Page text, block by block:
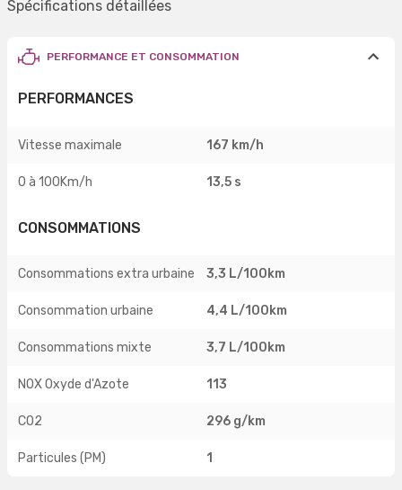
Spécifications détaillées
PERFORMANCE ET CONSOMMATION
PERFORMANCES
Vitesse maximale 167 km/h
0 à 100Km/h 13,5 s
CONSOMMATIONS
Consommations extra urbaine 3,3 L/100km
Consommation urbaine 4,4 L/100km
Consommations mixte 3,7 L/100km
NOX Oxyde d'Azote 113
CO2 296 g/km
Particules (PM) 1